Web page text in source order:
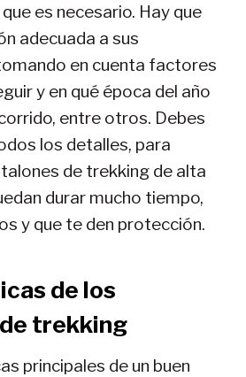
es necesario. Hay que
adecuada a sus
en cuenta factores
y en qué época del año
entre otros. Debes
los detalles, para
de trekking de alta
durar mucho tiempo,
y que te den protección.
de los
trekking
principales de un buen